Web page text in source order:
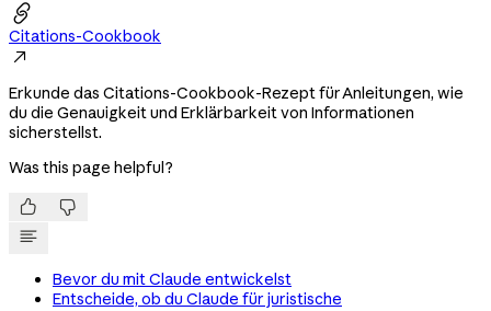

Citations-Cookbook

Erkunde das Citations-Cookbook-Rezept für Anleitungen, wie
du die Genauigkeit und Erklärbarkeit von Informationen
sicherstellst.
Was this page helpful?
 
Bevor du mit Claude entwickelst
Entscheide, ob du Claude für juristische